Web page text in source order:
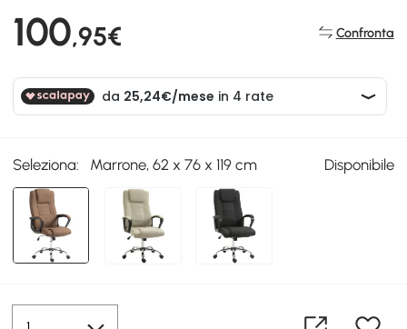
100,95€ Confronta
Seleziona: Marrone, 62 x 76 x 119 cm Disponibile